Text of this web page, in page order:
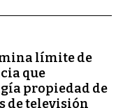
límite de
que
propiedad de
de televisión